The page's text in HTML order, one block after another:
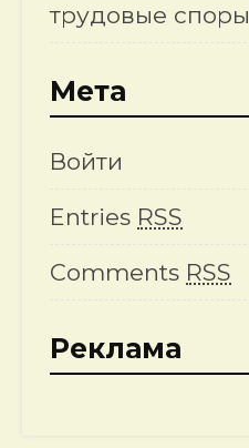
трудовые споры
Мета
Войти
Entries RSS
Comments RSS
Реклама